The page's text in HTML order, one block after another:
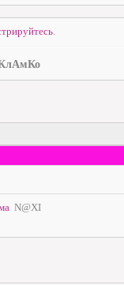
.
N@XI